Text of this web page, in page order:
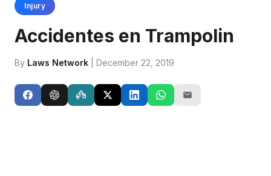
Injury
Accidentes en Trampolin
By Laws Network | December 22, 2019